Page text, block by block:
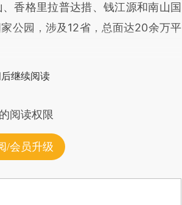
香格里拉普达措、钱江源和南山国
公园，涉及12省，总面达20余万平
继续阅读
阅读权限
/会员升级